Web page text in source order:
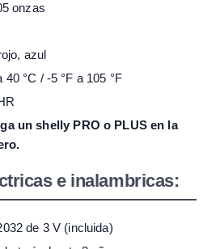
onzas
azul
40 °C / -5 °F a 105 °F
un shelly PRO o PLUS en la
e inalambricas:
de 3 V (incluida)